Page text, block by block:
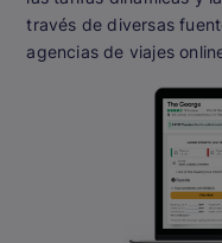
través de diversas
agencias de viajes